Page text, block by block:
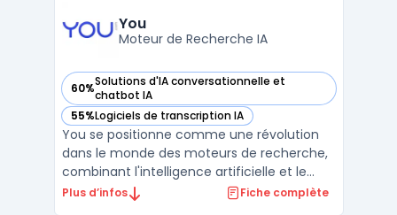
et de l'audio ...
You
Moteur de Recherche IA
60%Solutions d'IA conversationnelle et
chatbot IA
— voir You dans cette catégorie
55%Logiciels de transcription IA
— voir You dans cette catégorie
You se positionne comme une révolution
dans le monde des moteurs de recherche,
combinant l'intelligence artificielle et le
respect de la vie privée pour offrir une
Plus d’infos Fiche complète